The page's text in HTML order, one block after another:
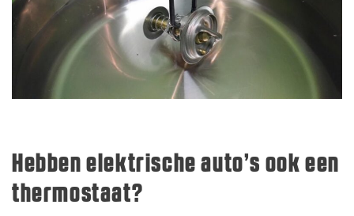
Hebben elektrische auto’s ook een
thermostaat?